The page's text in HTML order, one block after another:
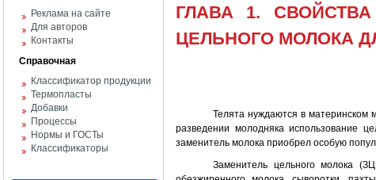
Реклама на сайте
Для авторов
Контакты
Справочная
Классификатор продукции
Термопласты
Добавки
Процессы
Нормы и ГОСТы
Классификаторы
ГЛАВА 1.
ЦЕЛЬНОГО МОЛОКА
Телята нуждаются в материнском
разведении молодняка использование
заменитель молока приобрел особую
Заменитель цельного молока